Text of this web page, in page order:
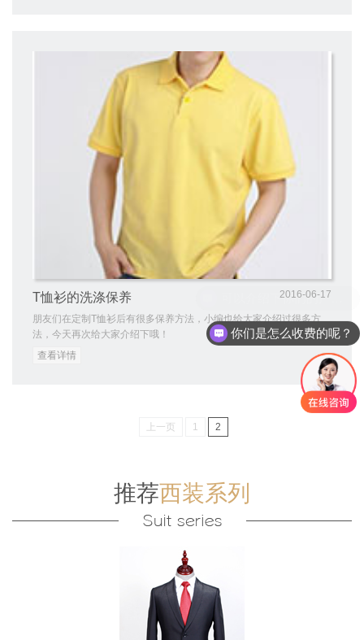
T恤衫的洗涤保养 2016-06-17
朋友们在定制T恤衫后有很多保养方法，小编也给大家介绍过很多方
法，今天再次给大家介绍下哦！
查看详情
上一页 1 2
推荐西装系列
你们是怎么收费的呢？